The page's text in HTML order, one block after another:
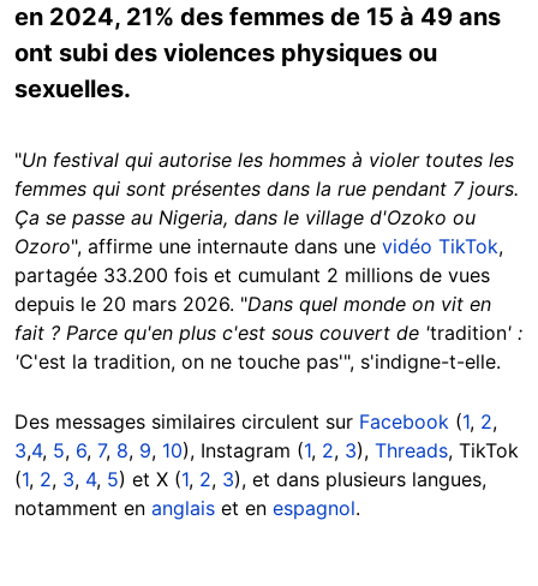
en 2024, 21% des femmes de 15 à 49 ans
ont subi des violences physiques ou
sexuelles.
"Un festival qui autorise les hommes à violer toutes les
femmes qui sont présentes dans la rue pendant 7 jours.
Ça se passe au Nigeria, dans le village d'Ozoko ou
Ozoro", affirme une internaute dans une vidéo TikTok,
partagée 33.200 fois et cumulant 2 millions de vues
depuis le 20 mars 2026. "Dans quel monde on vit en
fait ? Parce qu'en plus c'est sous couvert de 'tradition' :
'C'est la tradition, on ne touche pas'", s'indigne-t-elle.
Des messages similaires circulent sur Facebook (1, 2,
3,4, 5, 6, 7, 8, 9, 10), Instagram (1, 2, 3), Threads, TikTok
(1, 2, 3, 4, 5) et X (1, 2, 3), et dans plusieurs langues,
notamment en anglais et en espagnol.